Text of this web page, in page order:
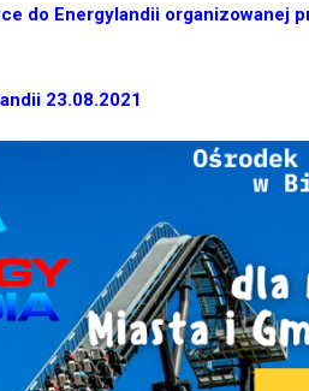
do Energylandii organizowanej
23.08.2021